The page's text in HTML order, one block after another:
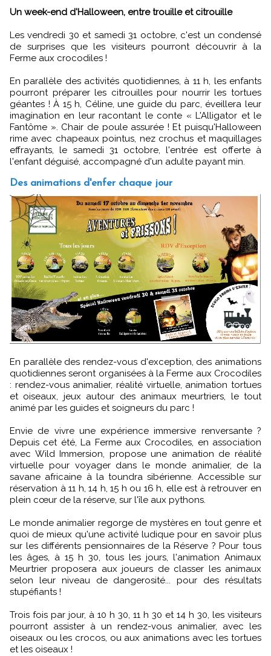
Un week-end d'Halloween, entre trouille et citrouille
Les vendredi 30 et samedi 31 octobre, c'est un condensé
de surprises que les visiteurs pourront découvrir à la
Ferme aux crocodiles !
En parallèle des activités quotidiennes, à 11 h, les enfants
pourront préparer les citrouilles pour nourrir les tortues
géantes ! À 15 h, Céline, une guide du parc, éveillera leur
imagination en leur racontant le conte « L'Alligator et le
Fantôme ». Chair de poule assurée ! Et puisqu'Halloween
rime avec chapeaux pointus, nez crochus et maquillages
effrayants, le samedi 31 octobre, l'entrée est offerte à
l'enfant déguisé, accompagné d'un adulte payant min.
Des animations d'enfer chaque jour
En parallèle des rendez-vous d'exception, des animations
quotidiennes seront organisées à la Ferme aux Crocodiles
: rendez-vous animalier, réalité virtuelle, animation tortues
et oiseaux, jeux autour des animaux meurtriers, le tout
animé par les guides et soigneurs du parc !
Envie de vivre une expérience immersive renversante ?
Depuis cet été, La Ferme aux Crocodiles, en association
avec Wild Immersion, propose une animation de réalité
virtuelle pour voyager dans le monde animalier, de la
savane africaine à la toundra sibérienne. Accessible sur
réservation à 11 h, 14 h, 15 h ou 16 h, elle est à retrouver en
plein cœur de la réserve, sur l'île aux pythons.
Le monde animalier regorge de mystères en tout genre et
quoi de mieux qu'une activité ludique pour en savoir plus
sur les différents pensionnaires de la Réserve ? Pour tous
les âges, à 15 h 30, tous les jours, l'animation Animaux
Meurtrier proposera aux joueurs de classer les animaux
selon leur niveau de dangerosité... pour des résultats
stupéfiants !
Trois fois par jour, à 10 h 30, 11 h 30 et 14 h 30, les visiteurs
pourront assister à un rendez-vous animalier, avec les
oiseaux ou les crocos, ou aux animations avec les tortues
et les oiseaux !